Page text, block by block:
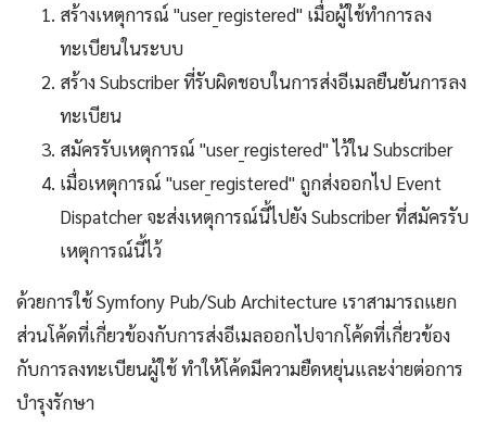
สร้างเหตุการณ์ "user_registered" เมื่อผู้ใช้ทำการลง
ทะเบียนในระบบ
สร้าง Subscriber ที่รับผิดชอบในการส่งอีเมลยืนยันการลง
ทะเบียน
สมัครรับเหตุการณ์ "user_registered" ไว้ใน Subscriber
เมื่อเหตุการณ์ "user_registered" ถูกส่งออกไป Event
Dispatcher จะส่งเหตุการณ์นี้ไปยัง Subscriber ที่สมัครรับ
เหตุการณ์นี้ไว้
ด้วยการใช้ Symfony Pub/Sub Architecture เราสามารถแยก
ส่วนโค้ดที่เกี่ยวข้องกับการส่งอีเมลออกไปจากโค้ดที่เกี่ยวข้อง
กับการลงทะเบียนผู้ใช้ ทำให้โค้ดมีความยืดหยุ่นและง่ายต่อการ
บำรุงรักษา